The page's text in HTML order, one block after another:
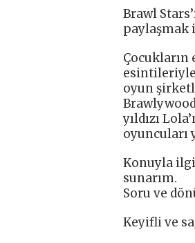
Brawl
paylaşmak
Çocukların
esintileriyle
oyun
yıldızı
oyuncuları
Konuyla
sunarım.
Soru ve
Keyifli ve